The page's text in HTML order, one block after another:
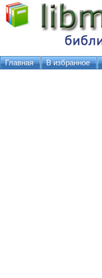
Главная В избранное